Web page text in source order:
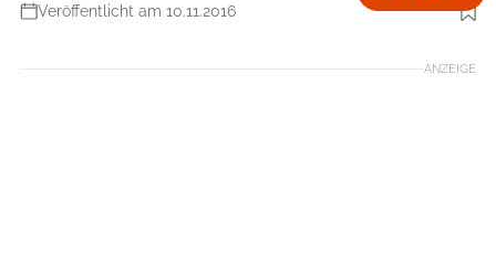
Veröffentlicht am 10.11.2016
Foto: Sarah Burmester
ANZEIGE